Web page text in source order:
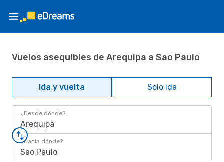
Vuelos asequibles de Arequipa a Sao Paulo
Ida y vuelta Solo ida
¿Desde dónde?
Arequipa
¿Hacia dónde?
Sao Paulo